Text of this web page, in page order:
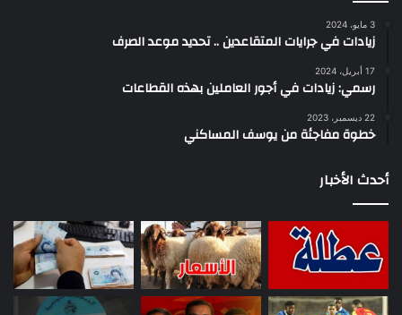
3 مايو، 2024
زيادات في جرايات المتقاعدين .. تحديد موعد الصرف
17 أبريل، 2024
رسمي: زيادات في أجور العاملين بهذه القطاعات
22 ديسمبر، 2023
خطوة مفاجئة من يوسف المساكني
أحدث الأخبار